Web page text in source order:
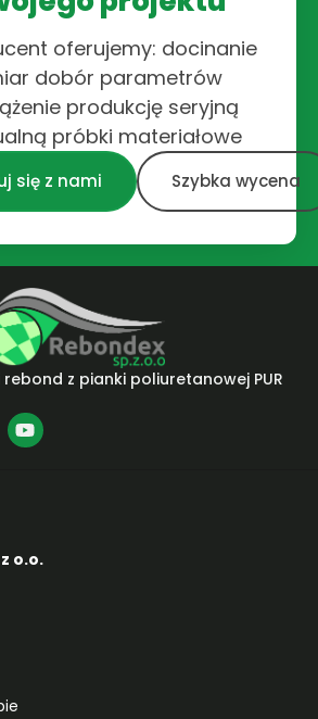
oferujemy: docinanie
dobór parametrów
produkcję seryjną
próbki materiałowe
się z nami Szybka wycena
z pianki poliuretanowej PUR
o.o.